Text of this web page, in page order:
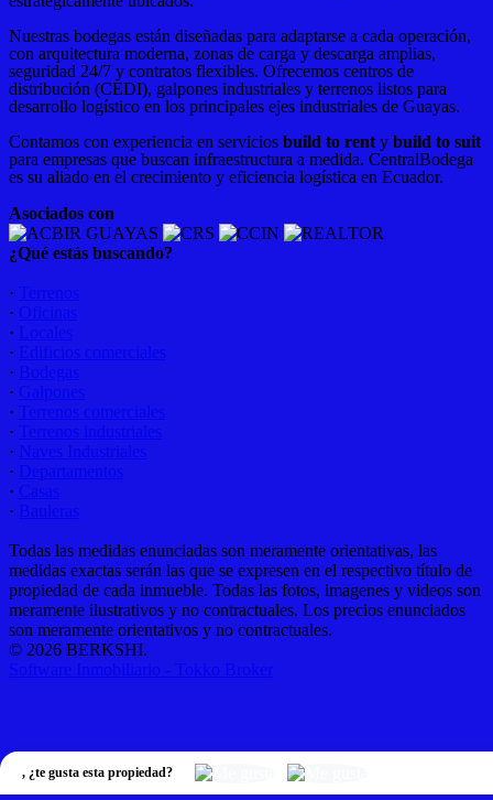
, ¿te gusta esta propiedad?
Nuestras bodegas están diseñadas para adaptarse a cada operación,
con arquitectura moderna, zonas de carga y descarga amplias,
seguridad 24/7 y contratos flexibles. Ofrecemos centros de
distribución (CEDI), galpones industriales y terrenos listos para
desarrollo logístico en los principales ejes industriales de Guayas.
Contamos con experiencia en servicios build to rent y build to suit
para empresas que buscan infraestructura a medida. CentralBodega
es su aliado en el crecimiento y eficiencia logística en Ecuador.
Asociados con
¿Qué estás buscando?
·
·
·
·
·
·
·
·
·
·
·
·
Todas las medidas enunciadas son meramente orientativas, las
medidas exactas serán las que se expresen en el respectivo título de
propiedad de cada inmueble. Todas las fotos, imagenes y videos son
meramente ilustrativos y no contractuales. Los precios enunciados
son meramente orientativos y no contractuales.
© 2026 BERKSHI.